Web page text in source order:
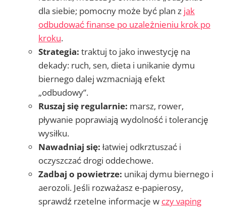
dla siebie; pomocny może być plan z jak
odbudować finanse po uzależnieniu krok po
kroku.
Strategia: traktuj to jako inwestycję na
dekady: ruch, sen, dieta i unikanie dymu
biernego dalej wzmacniają efekt
„odbudowy”.
Ruszaj się regularnie: marsz, rower,
pływanie poprawiają wydolność i tolerancję
wysiłku.
Nawadniaj się: łatwiej odkrztuszać i
oczyszczać drogi oddechowe.
Zadbaj o powietrze: unikaj dymu biernego i
aerozoli. Jeśli rozważasz e-papierosy,
sprawdź rzetelne informacje w czy vaping